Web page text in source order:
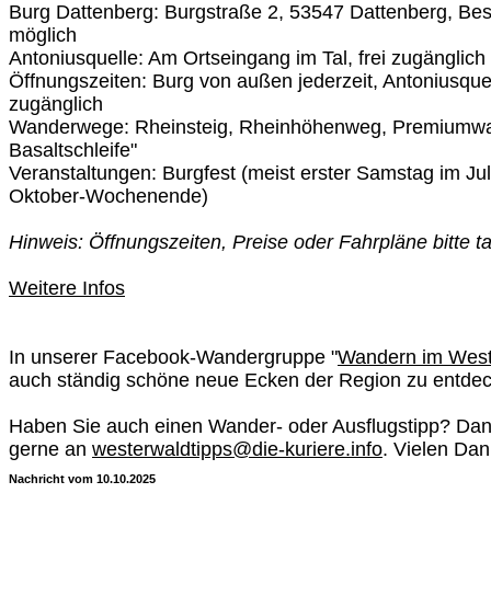
Burg Dattenberg: Burgstraße 2, 53547 Dattenberg,
möglich
Antoniusquelle: Am Ortseingang im Tal, frei zugänglich
Öffnungszeiten: Burg von außen jederzeit,
zugänglich
Wanderwege: Rheinsteig, Rheinhöhenweg,
Basaltschleife"
Veranstaltungen: Burgfest (meist erster Samstag im
Oktober-Wochenende)
Hinweis: Öffnungszeiten, Preise oder Fahrpläne bitte
Weitere Infos
In unserer Facebook-Wandergruppe "Wandern im
auch ständig schöne neue Ecken der Region zu
Haben Sie auch einen Wander- oder Ausflugstipp?
gerne an westerwaldtipps@die-kuriere.info. Vielen
Nachricht vom 10.10.2025